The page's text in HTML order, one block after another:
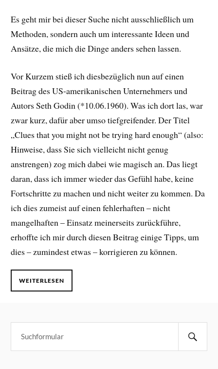
Es geht mir bei dieser Suche nicht ausschließlich um
Methoden, sondern auch um interessante Ideen und
Ansätze, die mich die Dinge anders sehen lassen.
Vor Kurzem stieß ich diesbezüglich nun auf einen
Beitrag des US-amerikanischen Unternehmers und
Autors Seth Godin (*10.06.1960). Was ich dort las, war
zwar kurz, dafür aber umso tiefgreifender. Der Titel
„Clues that you might not be trying hard enough“ (also:
Hinweise, dass Sie sich vielleicht nicht genug
anstrengen) zog mich dabei wie magisch an. Das liegt
daran, dass ich immer wieder das Gefühl habe, keine
Fortschritte zu machen und nicht weiter zu kommen. Da
ich dies zumeist auf einen fehlerhaften – nicht
mangelhaften – Einsatz meinerseits zurückführe,
erhoffte ich mir durch diesen Beitrag einige Tipps, um
dies – zumindest etwas – korrigieren zu können.
WEITERLESEN